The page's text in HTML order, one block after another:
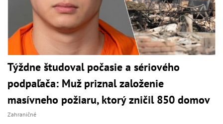
Týždne študoval počasie a sériového
podpaľača: Muž priznal založenie
masívneho požiaru, ktorý zničil 850 domov
Zahraničné